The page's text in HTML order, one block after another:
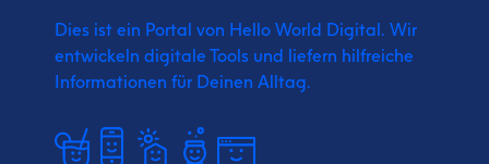
Dies ist ein Portal von Hello World Digital. Wir
entwickeln digitale Tools und liefern hilfreiche
Informationen für Deinen Alltag.